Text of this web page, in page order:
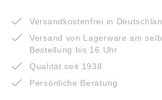
Versandkostenfrei in
Versand von Lagerware am
Bestellung bis 16 Uhr
Qualität seit 1938
Persönliche Beratung